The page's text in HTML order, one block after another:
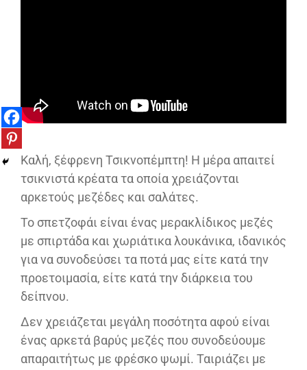
Καλή, ξέφρενη Τσικνοπέμπτη! Η μέρα απαιτεί
τσικνιστά κρέατα τα οποία χρειάζονται
αρκετούς μεζέδες και σαλάτες.
Το σπετζοφάι είναι ένας μερακλίδικος μεζές
με σπιρτάδα και χωριάτικα λουκάνικα, ιδανικός
για να συνοδεύσει τα ποτά μας είτε κατά την
προετοιμασία, είτε κατά την διάρκεια του
δείπνου.
Δεν χρειάζεται μεγάλη ποσότητα αφού είναι
ένας αρκετά βαρύς μεζές που συνοδεύουμε
απαραιτήτως με φρέσκο ψωμί. Ταιριάζει με